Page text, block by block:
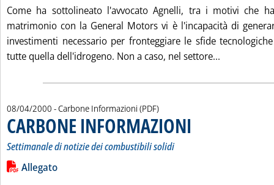
Come ha sottolineato l'avvocato Agnelli, tra i motivi che
matrimonio con la General Motors vi è l'incapacità di
investimenti necessario per fronteggiare le sfide
tutte quella dell'idrogeno. Non a caso, nel settore...
08/04/2000 - Carbone Informazioni (PDF)
CARBONE INFORMAZIONI
Settimanale di notizie dei combustibili solidi
Leggi tutta la notizia: 'CARBONE INFORMAZIONI'
Lista allegati PDF alla notizia
Allegato